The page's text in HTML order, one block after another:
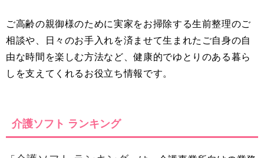
ご高齢の親御様のために実家をお掃除する生前整理のご
相談や、日々のお手入れを済ませて生まれたご自身の自
由な時間を楽しむ方法など、健康的でゆとりのある暮ら
しを支えてくれるお役立ち情報です。
介護ソフト ランキング